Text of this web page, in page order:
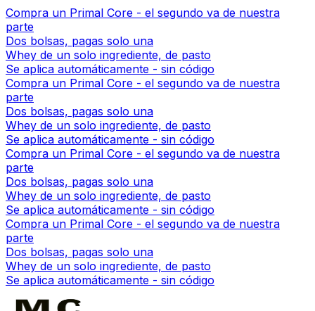
Compra un Primal Core - el segundo va de nuestra
parte
Dos bolsas, pagas solo una
Whey de un solo ingrediente, de pasto
Se aplica automáticamente - sin código
Compra un Primal Core - el segundo va de nuestra
parte
Dos bolsas, pagas solo una
Whey de un solo ingrediente, de pasto
Se aplica automáticamente - sin código
Compra un Primal Core - el segundo va de nuestra
parte
Dos bolsas, pagas solo una
Whey de un solo ingrediente, de pasto
Se aplica automáticamente - sin código
Compra un Primal Core - el segundo va de nuestra
parte
Dos bolsas, pagas solo una
Whey de un solo ingrediente, de pasto
Se aplica automáticamente - sin código